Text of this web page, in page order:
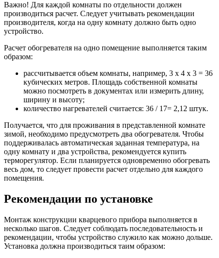
Важно! Для каждой комнаты по отдельности должен
производиться расчет. Следует учитывать рекомендации
производителя, когда на одну комнату должно быть одно
устройство.
Расчет обогревателя на одно помещение выполняется таким
образом:
рассчитывается объем комнаты, например, 3 х 4 х 3 = 36
кубических метров. Площадь собственной комнаты
можно посмотреть в документах или измерить длину,
ширину и высоту;
количество нагревателей считается: 36 / 17= 2,12 штук.
Получается, что для проживания в представленной комнате
зимой, необходимо предусмотреть два обогревателя. Чтобы
поддерживалась автоматическая заданная температура, на
одну комнату и два устройства, рекомендуется купить
терморегулятор. Если планируется одновременно обогревать
весь дом, то следует провести расчет отдельно для каждого
помещения.
Рекомендации по установке
Монтаж конструкции кварцевого прибора выполняется в
несколько шагов. Следует соблюдать последовательность и
рекомендации, чтобы устройство служило как можно дольше.
Установка должна производиться таим образом: